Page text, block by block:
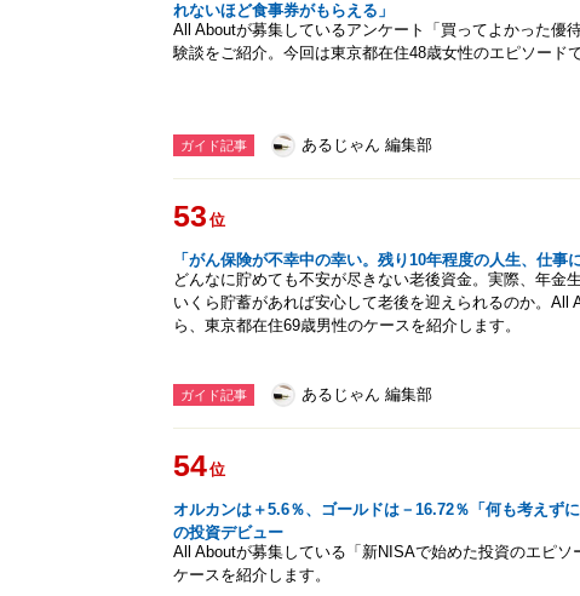
れないほど食事券がもらえる」
All Aboutが募集しているアンケート「買ってよかった優
験談をご紹介。今回は東京都在住48歳女性のエピソードで
ガイド記事 あるじゃん 編集部
53 位
「がん保険が不幸中の幸い。残り10年程度の人生、仕事
どんなに貯めても不安が尽きない老後資金。実際、年金
いくら貯蓄があれば安心して老後を迎えられるのか。All
ら、東京都在住69歳男性のケースを紹介します。
ガイド記事 あるじゃん 編集部
54位
オルカンは＋5.6％、ゴールドは－16.72％「何も考えず
の投資デビュー
All Aboutが募集している「新NISAで始めた投資のエピ
ケースを紹介します。